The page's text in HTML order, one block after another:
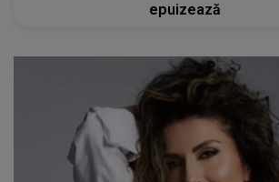
epuizează